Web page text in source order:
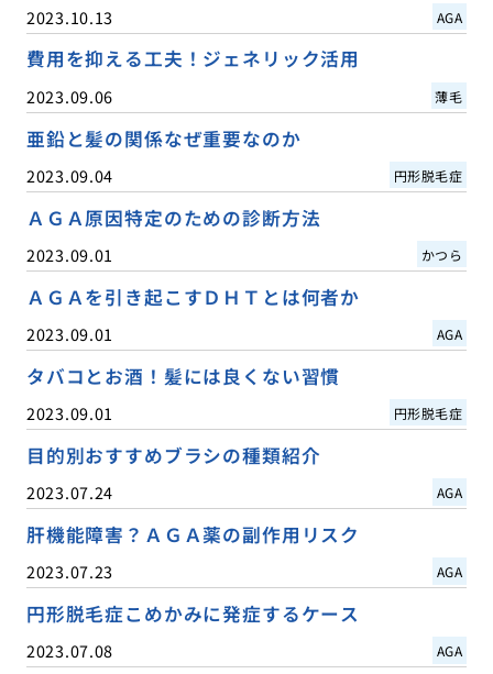
2023.10.13 AGA
費用を抑える工夫！ジェネリック活用
2023.09.06 薄毛
亜鉛と髪の関係なぜ重要なのか
2023.09.04 円形脱毛症
ＡＧＡ原因特定のための診断方法
2023.09.01 かつら
ＡＧＡを引き起こすＤＨＴとは何者か
2023.09.01 AGA
タバコとお酒！髪には良くない習慣
2023.09.01 円形脱毛症
目的別おすすめブラシの種類紹介
2023.07.24 AGA
肝機能障害？ＡＧＡ薬の副作用リスク
2023.07.23 AGA
円形脱毛症こめかみに発症するケース
2023.07.08 AGA